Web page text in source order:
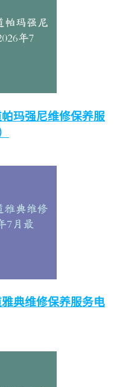
玛强尼维修保养服
典维修保养服务电